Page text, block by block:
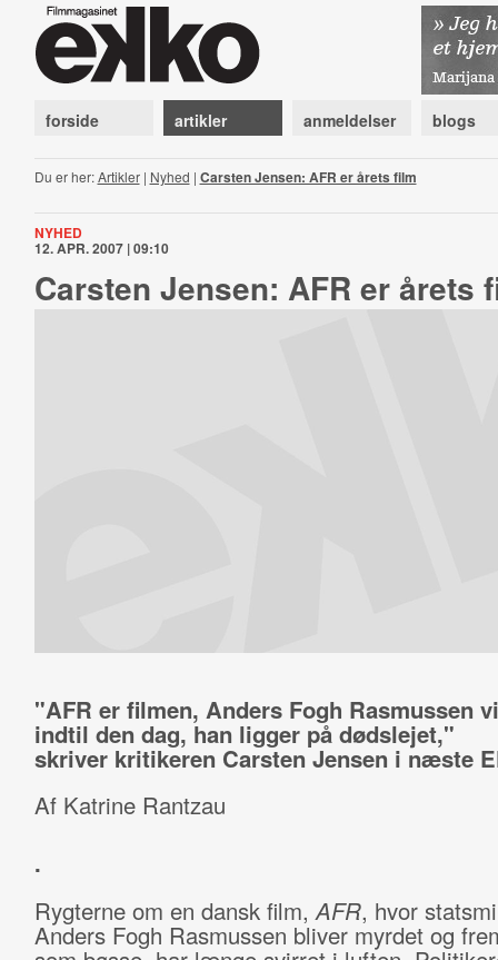
forside artikler anmeldelser blogs
Du er her:Artikler| Nyhed | Carsten Jensen: AFR er årets film
NYHED
12. APR. 2007 | 09:10
Carsten Jensen: AFR er årets
"AFR er filmen, Anders Fogh Rasmussen
indtil den dag, han ligger på dødslejet,"
skriver kritikeren Carsten Jensen i næste
Af Katrine Rantzau
.
Rygterne om en dansk film,AFR, hvor
Anders Fogh Rasmussen bliver myrdet og